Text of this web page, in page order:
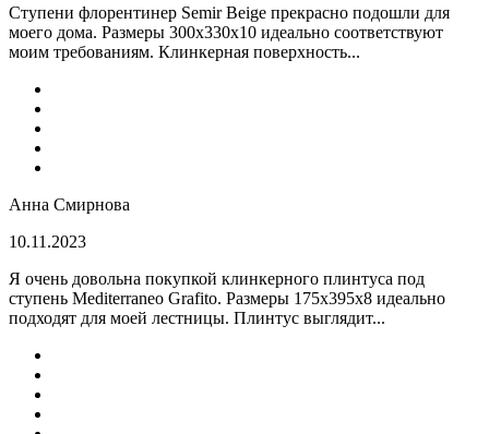
Ступени флорентинер Semir Beige прекрасно подошли для
моего дома. Размеры 300х330х10 идеально соответствуют
моим требованиям. Клинкерная поверхность...
Анна Смирнова
10.11.2023
Я очень довольна покупкой клинкерного плинтуса под
ступень Mediterraneo Grafito. Размеры 175х395х8 идеально
подходят для моей лестницы. Плинтус выглядит...